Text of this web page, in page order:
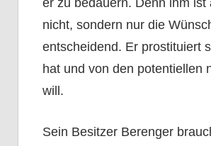
er zu bedauern. Denn ihm
nicht, sondern nur die
entscheidend. Er prostituiert
hat und von den potentiellen
will.
Sein Besitzer Berenger